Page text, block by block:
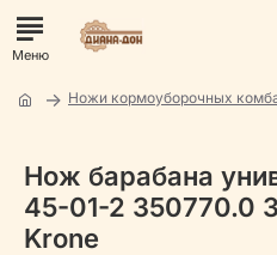
Ножи кормоуборочных
Нож барабана
45-01-2 350770.0
Krone